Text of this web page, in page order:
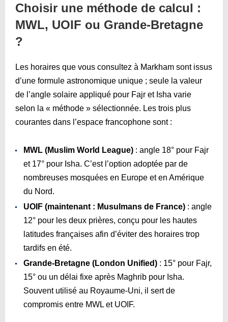
Choisir une méthode de calcul :
MWL, UOIF ou Grande-Bretagne
?
Les horaires que vous consultez à Markham sont issus
d’une formule astronomique unique ; seule la valeur
de l’angle solaire appliqué pour Fajr et Isha varie
selon la « méthode » sélectionnée. Les trois plus
courantes dans l’espace francophone sont :
MWL (Muslim World League) : angle 18° pour Fajr
et 17° pour Isha. C’est l’option adoptée par de
nombreuses mosquées en Europe et en Amérique
du Nord.
UOIF (maintenant : Musulmans de France) : angle
12° pour les deux prières, conçu pour les hautes
latitudes françaises afin d’éviter des horaires trop
tardifs en été.
Grande-Bretagne (London Unified) : 15° pour Fajr,
15° ou un délai fixe après Maghrib pour Isha.
Souvent utilisé au Royaume-Uni, il sert de
compromis entre MWL et UOIF.